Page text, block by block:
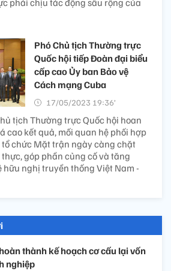
phải chịu tác động sâu rộng của
Phó Chủ tịch Thường trực
Quốc hội tiếp Đoàn đại biểu
cấp cao Ủy ban Bảo vệ
Cách mạng Cuba
17/05/2023 19:36’
tịch Thường trực Quốc hội hoan
cao kết quả, mối quan hệ phối hợp
chức Mặt trận ngày càng chặt
góp phần củng cố và tăng
hữu nghị truyền thống Việt Nam -
thành kế hoạch cơ cấu lại vốn
nghiệp